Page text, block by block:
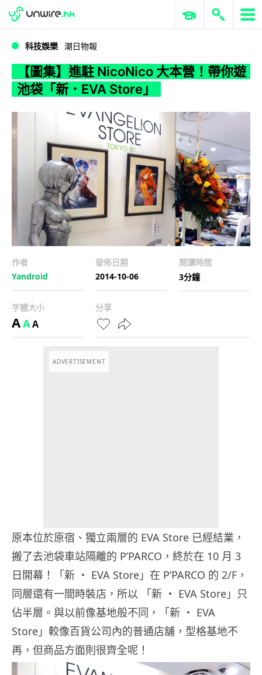
WWDC 2026 ERP 與商業 AI
科技娛樂 潮日物報
【圖集】進駐 NicoNico 大本營！帶你遊
池袋「新．EVA Store」
作者
Yandroid
發佈日期
2014-10-06
閱讀時間
3分鐘
字體大小
AAA
分享
ADVERTISEMENT
原本位於原宿、獨立兩層的 EVA Store 已經結業，
搬了去池袋車站隔離的 P’PARCO，終於在 10 月 3
日開幕！「新 ・ EVA Store」在 P’PARCO 的 2/F，
同層還有一間時裝店，所以 「新 ・ EVA Store」只
佔半層。與以前像基地般不同，「新 ・ EVA
Store」較像百貨公司內的普通店舖，型格基地不
再，但商品方面則很齊全呢！